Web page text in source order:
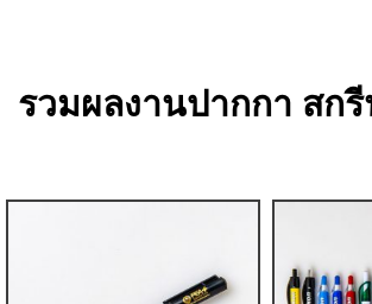
รวมผลงานปากกา สก